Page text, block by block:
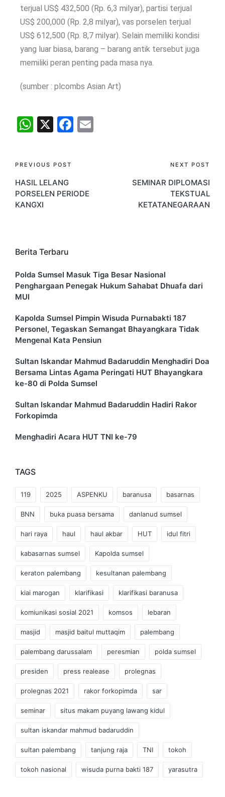
terjual US$ 432,500 (Rp. 6,3 milyar), partisi terjual
US$ 200,000 (Rp. 2,8 milyar), vas porselen terjual
US$ 612,500 (Rp. 8,7 milyar). Selain memiliki kondisi
yang luar biasa, barang – barang antik tersebut juga
memiliki peran penting pada masa nya.
(sumber : plcombs Asian Art)
W
s
A
p
X
F
b
PREVIOUS POST
HASIL LELANG
PORSELEN PERIODE
KANGXI
NEXT POST
SEMINAR DIPLOMASI
TEKSTUAL
KETATANEGARAAN
Berita Terbaru
Polda Sumsel Masuk Tiga Besar Nasional
Penghargaan Penegak Hukum Sahabat Dhuafa dari
MUI
Kapolda Sumsel Pimpin Wisuda Purnabakti 187
Personel, Tegaskan Semangat Bhayangkara Tidak
Mengenal Kata Pensiun
Sultan Iskandar Mahmud Badaruddin Menghadiri Doa
Bersama Lintas Agama Peringati HUT Bhayangkara
ke-80 di Polda Sumsel
Sultan Iskandar Mahmud Badaruddin Hadiri Rakor
Forkopimda
Menghadiri Acara HUT TNI ke-79
TAGS
119 2025 ASPENKU baranusa basarnas
BNN buka puasa bersama danlanud sumsel
hari raya haul haul akbar HUT idul fitri
kabasarnas sumsel Kapolda sumsel
keraton palembang kesultanan palembang
kiai marogan klarifikasi klarifikasi baranusa
komiunikasi sosial 2021 komsos lebaran
masjid masjid baitul muttaqim palembang
palembang darussalam peresmian polda sumsel
presiden press realease prolegnas
prolegnas 2021 rakor forkopimda sar
seminar situs makam puyang lawang kidul
sultan iskandar mahmud badaruddin
sultan palembang tanjung raja TNI tokoh
tokoh nasional wisuda purna bakti 187 yarasutra